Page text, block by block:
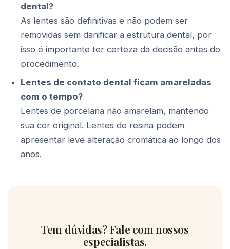
dental?
As lentes são definitivas e não podem ser
removidas sem danificar a estrutura dental, por
isso é importante ter certeza da decisão antes do
procedimento.
Lentes de contato dental ficam amareladas
com o tempo?
Lentes de porcelana não amarelam, mantendo
sua cor original. Lentes de resina podem
apresentar leve alteração cromática ao longo dos
anos.
Tem dúvidas? Fale com nossos
especialistas.